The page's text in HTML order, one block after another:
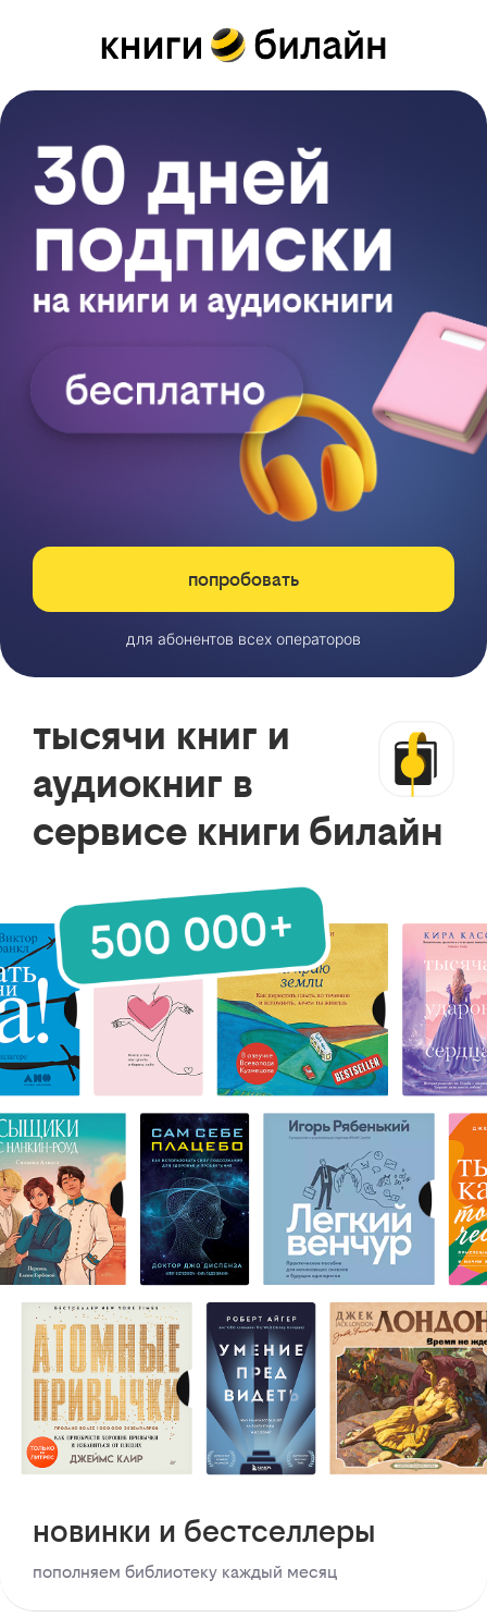
попробовать
для абонентов всех операторов
тысячи книг и
аудиокниг в
сервисе книги билайн
новинки и бестселлеры
пополняем библиотеку каждый месяц